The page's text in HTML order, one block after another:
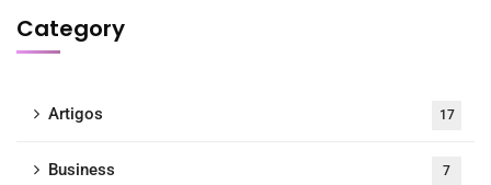
Category
Artigos 17
Business 7